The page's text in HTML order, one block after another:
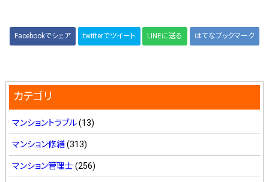
Facebookでシェア twitterでツイート LINEに送る はてなブックマーク
カテゴリ
マンショントラブル(13)
マンション修繕(313)
マンション管理士 (256)